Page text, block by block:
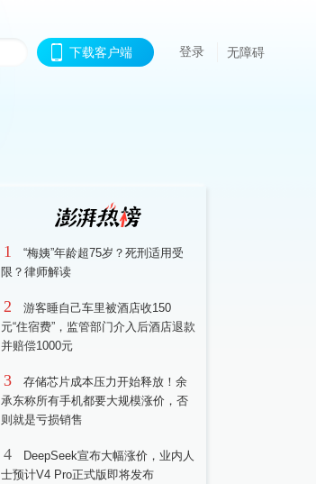
下载客户端 登录 无障碍
1
“梅姨”年龄超75岁？死刑适用受
限？律师解读
2
游客睡自己车里被酒店收150
元“住宿费”，监管部门介入后酒店退款
并赔偿1000元
3
存储芯片成本压力开始释放！余
承东称所有手机都要大规模涨价，否
则就是亏损销售
4
DeepSeek宣布大幅涨价，业内人
士预计V4 Pro正式版即将发布